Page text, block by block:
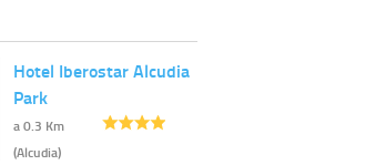
Hotel Iberostar Alcudia
Park
a 0.3 Km
(Alcudia)